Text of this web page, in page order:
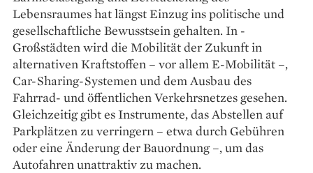
Lebensraumes hat längst Einzug ins politische und
gesellschaftliche Bewusstsein gehalten. In ­
Großstädten wird die Mobilität der Zukunft in
alternativen Kraftstoffen – vor allem E-Mobilität –,
Car-Sharing-Systemen und dem Ausbau des
Fahrrad- und öffentlichen Verkehrsnetzes ­gesehen.
Gleichzeitig gibt es Instrumente, das Abstellen auf
Parkplätzen zu verringern – etwa durch Gebühren
oder eine Änderung der Bauordnung –, um das
Autofahren unattraktiv zu machen.